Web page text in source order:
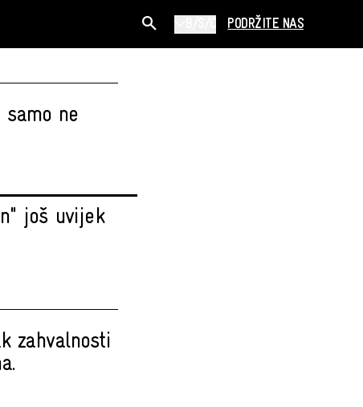
PODRŽITE NAS
ne
još uvijek
zahvalnosti